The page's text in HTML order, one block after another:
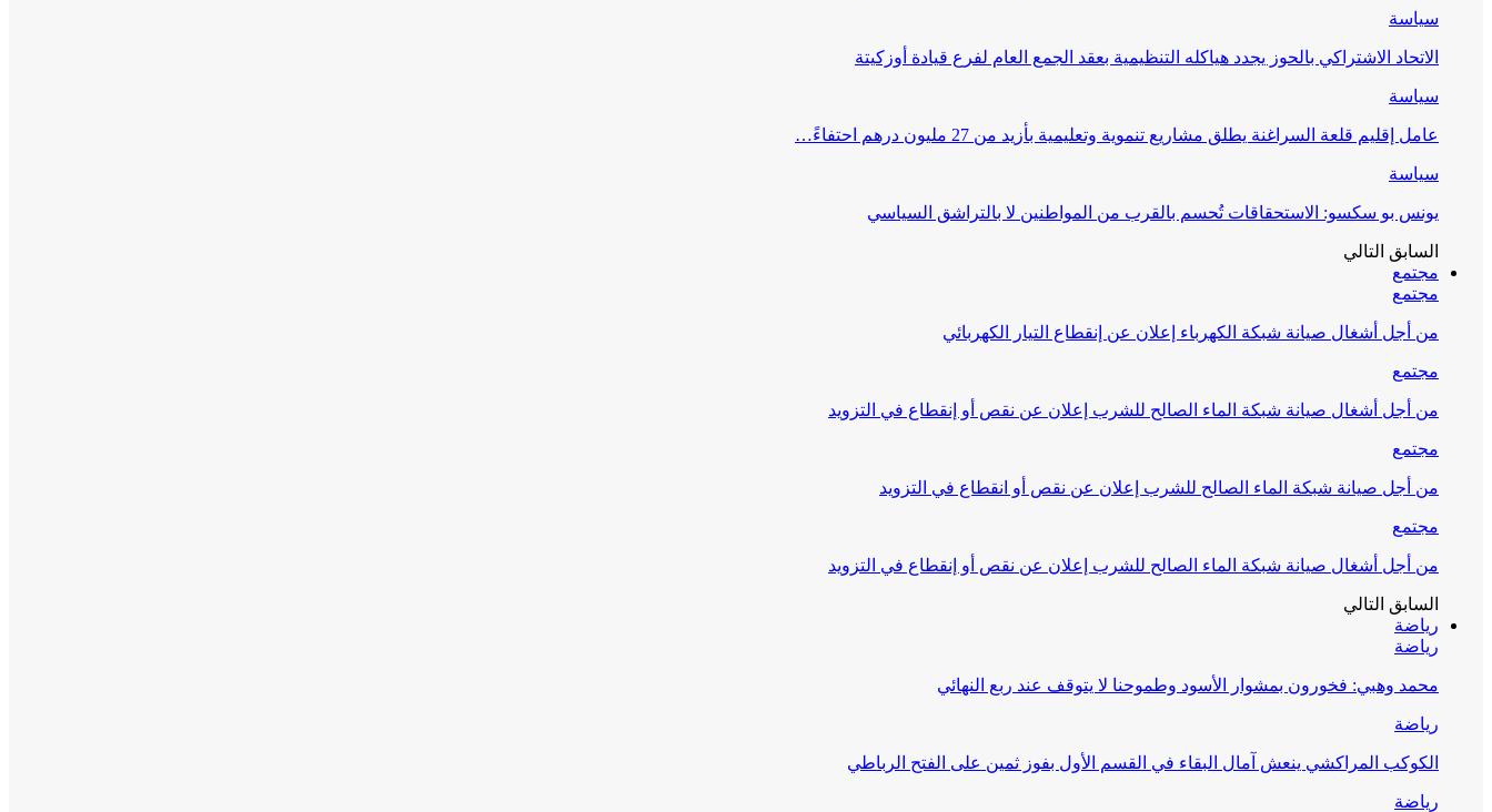
سياسة
الاتحاد الاشتراكي بالحوز يجدد هياكله التنظيمية بعقد الجمع العام لفرع قيادة أوزكيتة
سياسة
عامل إقليم قلعة السراغنة يطلق مشاريع تنموية وتعليمية بأزيد من 27 مليون درهم احتفاءً…
سياسة
يونس بو سكسو: الاستحقاقات تُحسم بالقرب من المواطنين لا بالتراشق السياسي
السابق التالي
مجتمع
مجتمع
من أجل أشغال صيانة شبكة الكهرباء إعلان عن إنقطاع التيار الكهربائي
مجتمع
من أجل أشغال صيانة شبكة الماء الصالح للشرب إعلان عن نقص أو إنقطاع في التزويد
مجتمع
من أجل صيانة شبكة الماء الصالح للشرب إعلان عن نقص أو انقطاع في التزويد
مجتمع
من أجل أشغال صيانة شبكة الماء الصالح للشرب إعلان عن نقص أو إنقطاع في التزويد
السابق التالي
رياضة
رياضة
محمد وهبي: فخورون بمشوار الأسود وطموحنا لا يتوقف عند ربع النهائي
رياضة
الكوكب المراكشي ينعش آمال البقاء في القسم الأول بفوز ثمين على الفتح الرباطي
رياضة